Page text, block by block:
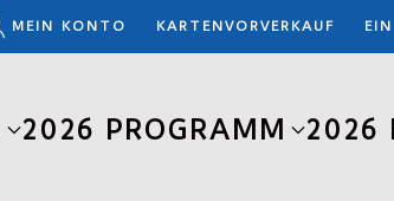
MEIN KONTO KARTENVORVERKAUF
2026 PROGRAMM 2026